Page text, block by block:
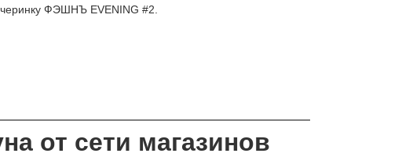
ФЭШНЪ EVENING #2.
от сети магазинов